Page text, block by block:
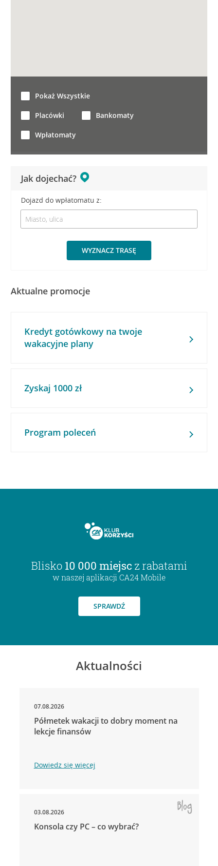
Jak dojechać?
Dojazd do wpłatomatu z:
WYZNACZ TRASĘ
Pokaż Wszystkie
Placówki Bankomaty
Wpłatomaty
Aktualne promocje
Kredyt gotówkowy na twoje
wakacyjne plany
Zyskaj 1000 zł
Program poleceń
Blisko 10 000 miejsc z rabatami
w naszej aplikacji CA24 Mobile
SPRAWDŹ
Aktualności
07.08.2026
Półmetek wakacji to dobry moment na
lekcje finansów
Dowiedz się więcej
03.08.2026
Konsola czy PC – co wybrać?